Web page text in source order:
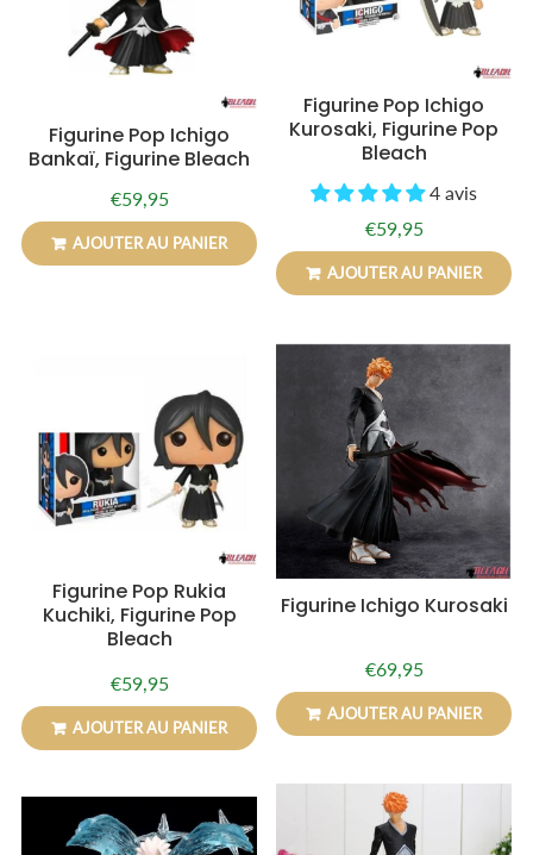
Figurine Pop Ichigo
Bankaï, Figurine Bleach
Prix
régulier
€59,95€59,95
AJOUTER AU PANIER
Figurine Pop Ichigo
Kurosaki, Figurine Pop
Bleach
4 avis
Prix
régulier
€59,95€59,95
AJOUTER AU PANIER
Figurine Pop Rukia
Kuchiki, Figurine Pop
Bleach
Prix
régulier
€59,95€59,95
AJOUTER AU PANIER
Figurine Ichigo Kurosaki
Prix
régulier
€69,95€69,95
AJOUTER AU PANIER